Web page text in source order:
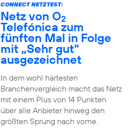
CONNECT NETZTEST:
Netz von O2
Telefónica zum
fünften Mal in Folge
mit „Sehr gut“
ausgezeichnet
In dem wohl härtesten
Branchenvergleich macht das Netz
mit einem Plus von 14 Punkten
über alle Anbieter hinweg den
größten Sprung nach vorne.